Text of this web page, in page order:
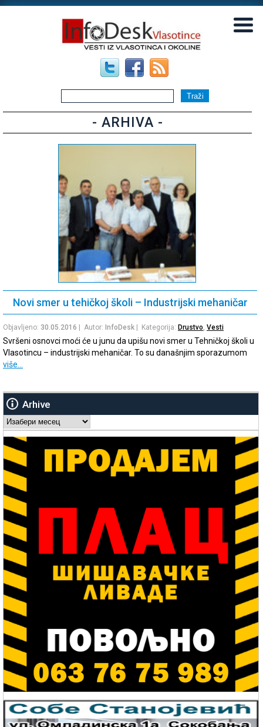
- ARHIVA -
Novi smer u tehičkoj školi – Industrijski mehaničar
Objavljeno: 30.05.2016 | Autor: InfoDesk | Kategorija: Drustvo, Vesti
Svršeni osnovci moći će u junu da upišu novi smer u Tehničkoj školi u
Vlasotincu – industrijski mehaničar. To su današnjim sporazumom
više…
Arhive
Arhive